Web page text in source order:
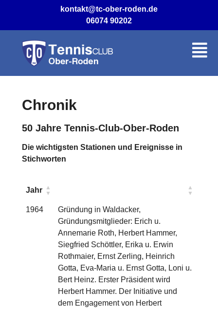
kontakt@tc-ober-roden.de
06074 90202
Chronik
50 Jahre Tennis-Club-Ober-Roden
Die wichtigsten Stationen und Ereignisse in
Stichworten
Jahr
1964
Gründung in Waldacker,
Gründungsmitglieder: Erich u.
Annemarie Roth, Herbert Hammer,
Siegfried Schöttler, Erika u. Erwin
Rothmaier, Ernst Zerling, Heinrich
Gotta, Eva-Maria u. Ernst Gotta, Loni u.
Bert Heinz. Erster Präsident wird
Herbert Hammer. Der Initiative und
dem Engagement von Herbert